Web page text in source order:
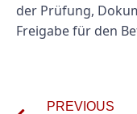
der Prüfung,
Freigabe für den
PREVIOUS